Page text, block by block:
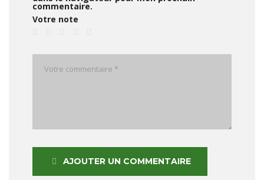
commentaire.
Votre note
AJOUTER UN COMMENTAIRE